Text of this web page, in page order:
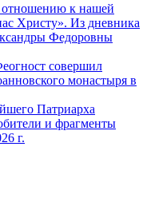
отношению к нашей
Христу». Из дневника
Федоровны
совершил
монастыря в
Патриарха
и фрагменты
г.